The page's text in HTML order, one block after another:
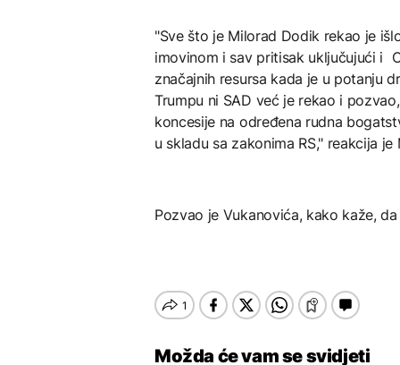
"Sve što je Milorad Dodik rekao je
imovinom i sav pritisak uključujući i
značajnih resursa kada je u potanju
Trumpu ni SAD već je rekao i
koncesije na određena rudna
u skladu sa zakonima RS," reakcija je
Pozvao je Vukanovića, kako kaže,
Možda će vam se svidjeti